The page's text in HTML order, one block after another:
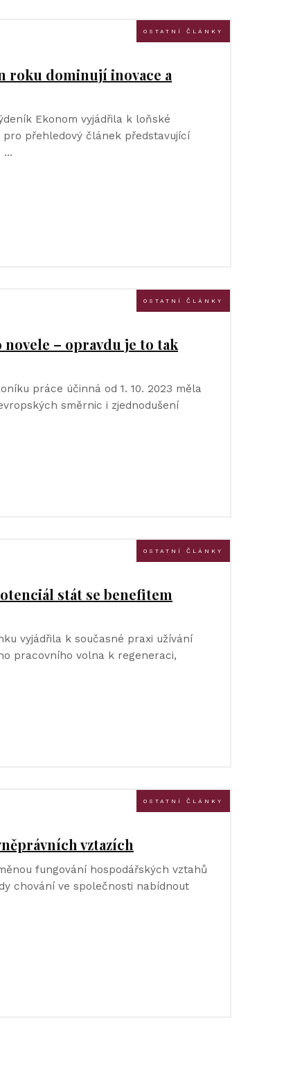
OSTATNÍ ČLÁNKY
roku dominují inovace a
Ekonom vyjádřila k loňské
přehledový článek představující
…
OSTATNÍ ČLÁNKY
– opravdu je to tak
práce účinná od 1. 10. 2023 měla
směrnic i zjednodušení
OSTATNÍ ČLÁNKY
stát se benefitem
vyjádřila k současné praxi užívání
pracovního volna k regeneraci,
OSTATNÍ ČLÁNKY
vztazích
fungování hospodářských vztahů
chování ve společnosti nabídnout